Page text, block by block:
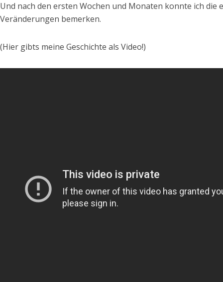
Und nach den ersten Wochen und Monaten konnte ich die
Veränderungen bemerken.
(Hier gibts meine Geschichte als Video!)